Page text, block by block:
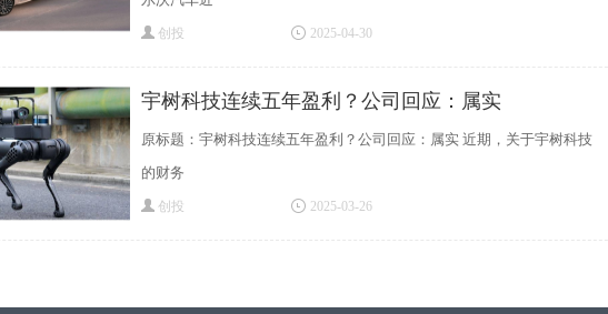
创投 2025-04-30
宇树科技连续五年盈利？公司回应：属实
原标题：宇树科技连续五年盈利？公司回应：属实 近期，关于宇树科技
的财务
创投 2025-03-26